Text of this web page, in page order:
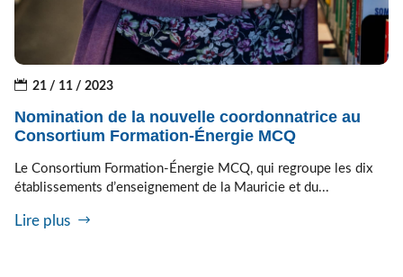
21 / 11 / 2023
Nomination de la nouvelle coordonnatrice au
Consortium Formation-Énergie MCQ
Le Consortium Formation-Énergie MCQ, qui regroupe les dix
établissements d’enseignement de la Mauricie et du...
Lire plus